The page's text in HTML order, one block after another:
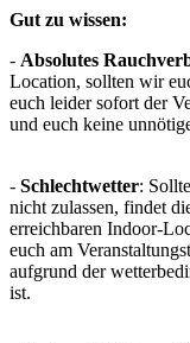
Gut zu wissen:
- Absolutes
Location, sollten wir
euch leider sofort der
und euch keine
- Schlechtwetter:
nicht zulassen, findet
erreichbaren Indoor-
euch am
aufgrund der
ist.